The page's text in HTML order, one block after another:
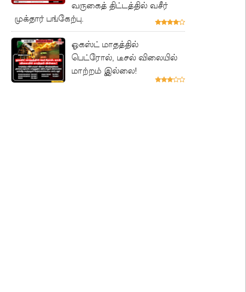
வருகைத் திட்டத்தில் வசீர்
முக்தார் பங்கேற்பு.
ஓகஸ்ட் மாதத்தில்
பெட்ரோல், டீசல் விலையில்
மாற்றம் இல்லை!